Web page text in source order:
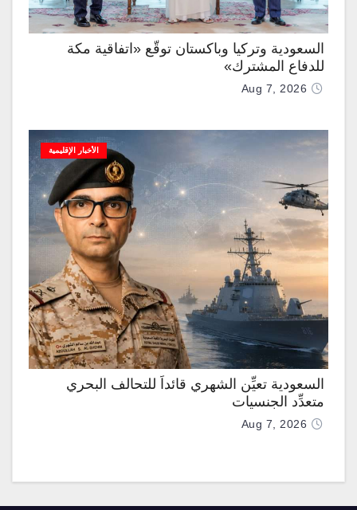
السعودية وتركيا وباكستان توقّع «اتفاقية مكة
للدفاع المشترك»
Aug 7, 2026
الأخبار الإقليمية
السعودية تعيِّن الشهري قائداً للتحالف البحري
متعدِّد الجنسيات
Aug 7, 2026